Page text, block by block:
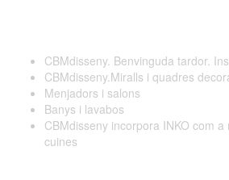
CBMdisseny. Benvinguda tardor.
CBMdisseny.Miralls i quadres
Menjadors i salons
Banys i lavabos
CBMdisseny incorpora INKO com
cuines